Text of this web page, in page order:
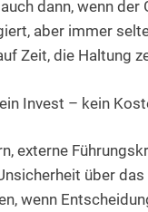
dann, wenn
aber immer
Zeit, die Haltung
Invest – kein
externe
über
wenn